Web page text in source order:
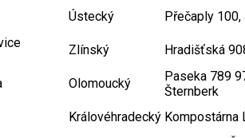
Ústecký Přečaply
Zlínský Hradišťská
Olomoucký
Paseka 789
Šternberk
Královéhradecký Kompostárna